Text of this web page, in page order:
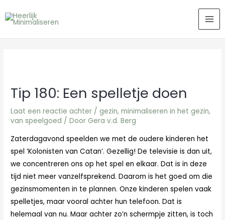
naar
Tip 180: Een spelletje doen
Laat een reactie achter / gezin,minimaliseren in het gezin,
van speelgoed / Door Gera v.d. Berg
Zaterdagavond speelden we met de oudere kinderen het
spel ‘Kolonisten van Catan’. Gezellig! De televisie is dan uit,
we concentreren ons op het spel en elkaar. Dat is in deze
tijd niet meer vanzelfsprekend. Daarom is het goed om die
gezinsmomenten in te plannen. Onze kinderen spelen vaak
spelletjes, maar vooral achter hun telefoon. Dat is
helemaal van nu. Maar achter zo’n schermpje zitten, is toch